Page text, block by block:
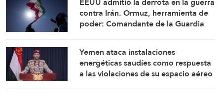
contra Irán. Ormuz, herramienta de
poder: Comandante de la Guardia
Yemen ataca instalaciones
energéticas saudíes como respuesta
a las violaciones de su espacio aéreo